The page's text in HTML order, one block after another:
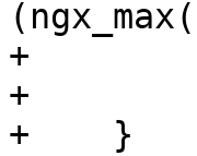
+
+
+    }